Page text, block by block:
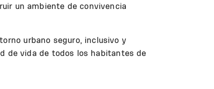
un ambiente de convivencia
urbano seguro, inclusivo y
de vida de todos los habitantes de